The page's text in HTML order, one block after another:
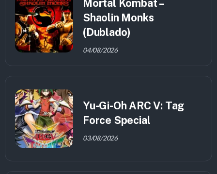
Mortal Kombat –
Shaolin Monks
(Dublado)
04/08/2026
Yu-Gi-Oh ARC V: Tag
Force Special
03/08/2026